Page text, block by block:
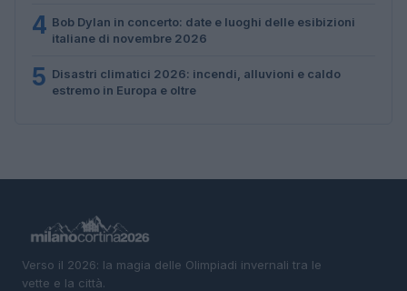
4 Bob Dylan in concerto: date e luoghi delle esibizioni
italiane di novembre 2026
5 Disastri climatici 2026: incendi, alluvioni e caldo
estremo in Europa e oltre
Verso il 2026: la magia delle Olimpiadi invernali tra le
vette e la città.